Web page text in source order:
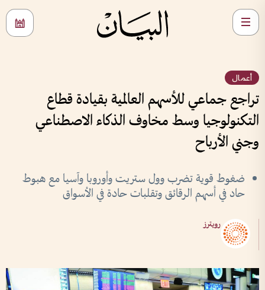
أعمال
تراجع جماعي للأسهم العالمية بقيادة قطاع
التكنولوجيا وسط مخاوف الذكاء الاصطناعي
وجني الأرباح
ضغوط قوية تضرب وول ستريت وأوروبا وآسيا مع هبوط
حاد في أسهم الرقائق وتقلبات حادة في الأسواق
رويترز